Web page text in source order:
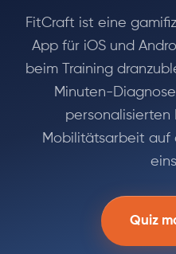
FitCraft ist eine
App für iOS und
beim Training
Minuten-
personalisierten
Mobilitätsarbeit auf
Quiz